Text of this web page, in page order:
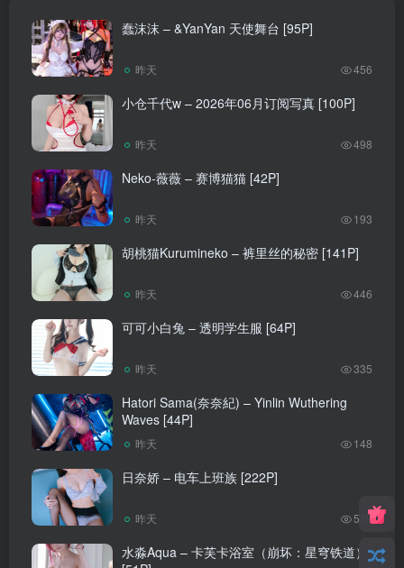
蠢沫沫 – &YanYan 天使舞台 [95P]
昨天 456
小仓千代w – 2026年06月订阅写真 [100P]
昨天 498
Neko-薇薇 – 赛博猫猫 [42P]
昨天 193
胡桃猫Kurumineko – 裤里丝的秘密 [141P]
昨天 446
可可小白兔 – 透明学生服 [64P]
昨天 335
Hatori Sama(奈奈紀) – Yinlin Wuthering
Waves [44P]
昨天 148
日奈娇 – 电车上班族 [222P]
昨天 539
水淼Aqua – 卡芙卡浴室（崩坏：星穹铁道）